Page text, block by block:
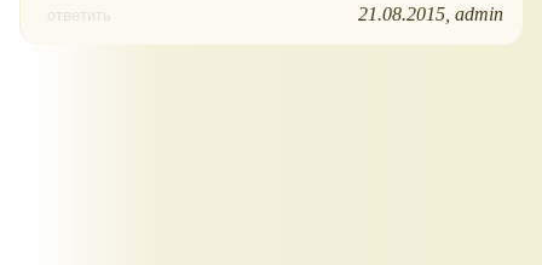
ответить 21.08.2015 admin